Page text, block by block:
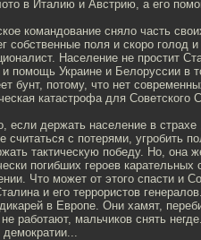
в Италию и Австрию, а его
командование сняло часть
собственные поля и скоро голод
Население не простит
и помощь Украине и Белоруссии
бунт, потому, что нет
катастрофа для Советского
если держать население в
считаться с потерями, угробить
тактическую победу. Но, она
погибших героев
Что может от этого спасти и
и его террористов
в Европе. Они хамят,
работают, мальчиков снять